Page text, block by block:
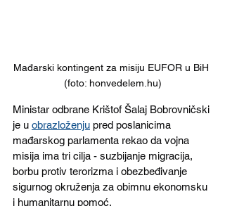
Mađarski kontingent za misiju EUFOR u BiH
(foto: honvedelem.hu)
Ministar odbrane Krištof Šalaj Bobrovničski
je u obrazloženju pred poslanicima
mađarskog parlamenta rekao da vojna
misija ima tri cilja - suzbijanje migracija,
borbu protiv terorizma i obezbeđivanje
sigurnog okruženja za obimnu ekonomsku
i humanitarnu pomoć.